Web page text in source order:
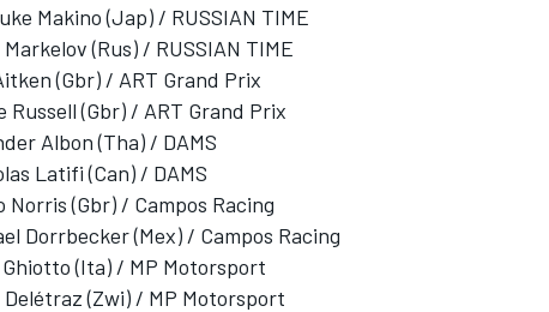
Makino (Jap) / RUSSIAN TIME
(Rus) / RUSSIAN TIME
(Gbr) / ART Grand Prix
Russell (Gbr) / ART Grand Prix
Albon (Tha) / DAMS
Latifi (Can) / DAMS
Norris (Gbr) / Campos Racing
Dorrbecker (Mex) / Campos Racing
(Ita) / MP Motorsport
Delétraz (Zwi) / MP Motorsport